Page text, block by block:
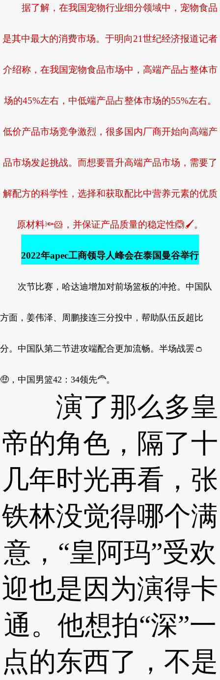
据了解，在我国宠物行业细分领域中，宠物食品
是其中最大的消费市场。于明向21世纪经济报道记者
介绍称，在我国宠物食品市场中，高端产品占整体市
场的45%左右，中低端产品占整体市场的55%左右。
低价产品市场竞争激烈，很多国内厂商开始向高端产
品市场发起挑战。而想要晋升高端产品市场，需要了
解配方的科学性，选择和获取配比中营养元素的优质
原材料🔦🐹，并保证产品质量的稳定性🙆🖌。
2022年apec工商领导人峰会在泰国曼谷举行
次节比赛，哈达迪增加对前场篮板的冲抢。中国队
方面，姜伟泽、周鹏接连三分投中，帮助队伍反超比
分。中国队第二节进攻端配合更加流畅。半场战罢👛
🤑，中国男篮42：34领先🦰。
演了那么多皇
帝的角色，隔了十
几年时光再看，张
铁林没觉得哪个满
意，“皇阿玛”受欢
迎也是因为演得卡
通。他想拍“深”一
点的东西了，不是